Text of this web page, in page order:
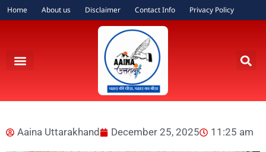
Home About us Disclaimer Contact Info Privacy Policy
Aaina Uttarakhand December 25, 2025 11:25 am